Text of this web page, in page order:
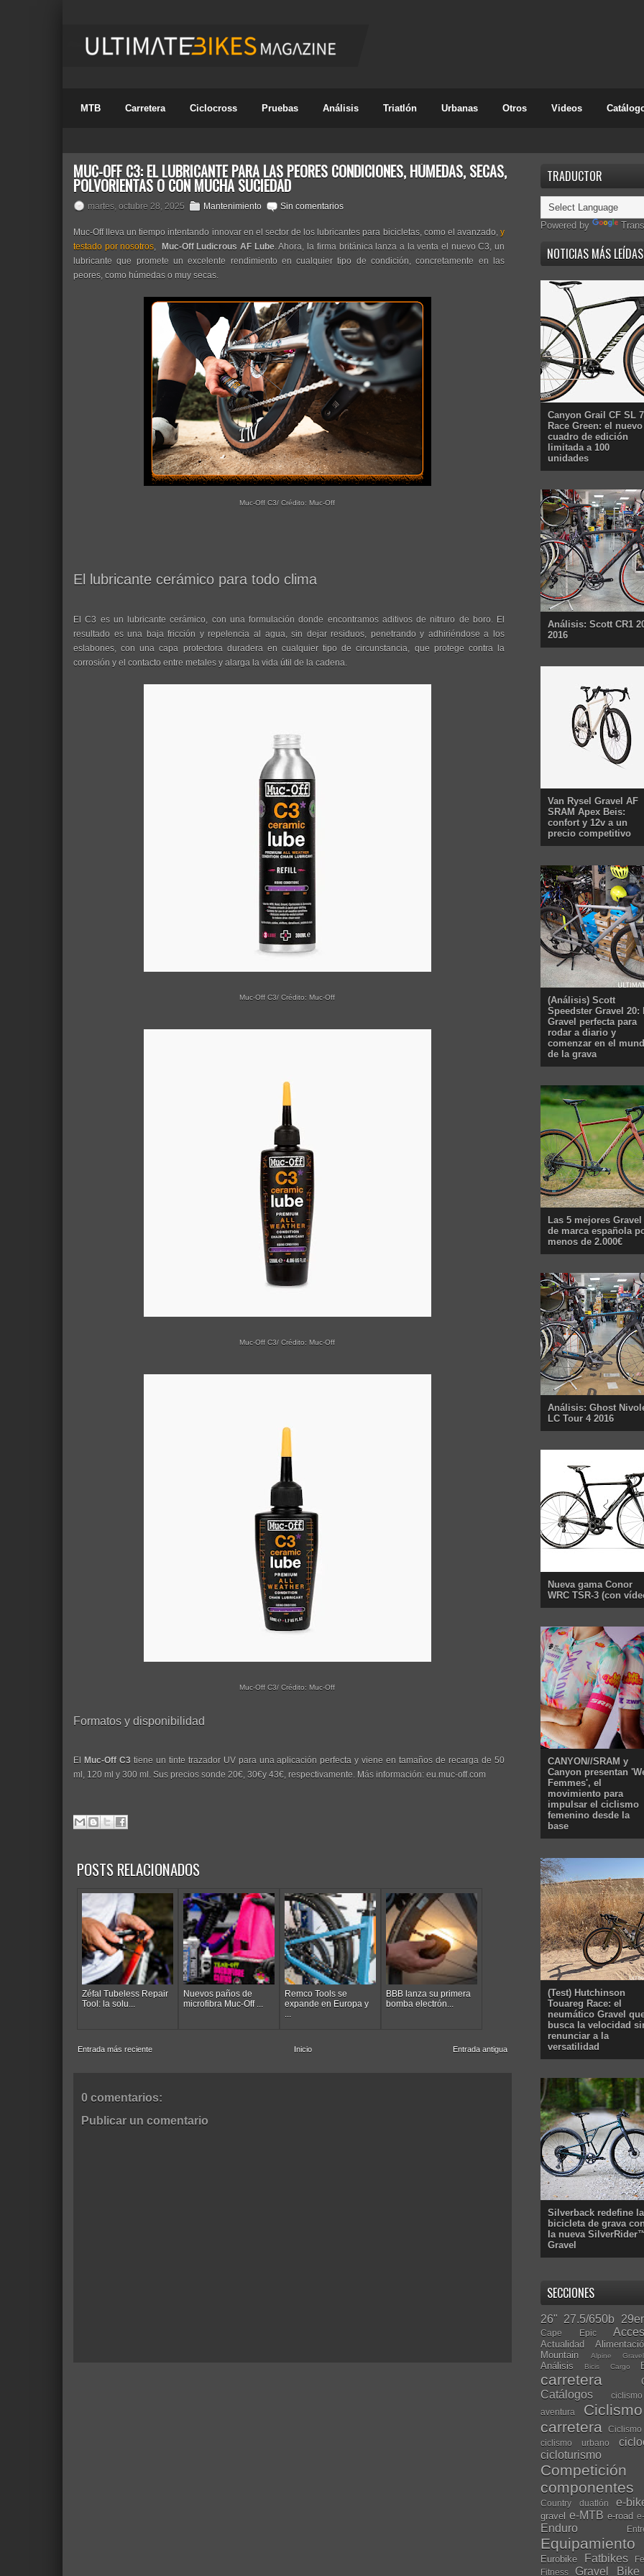
MTB Carretera Ciclocross Pruebas Análisis Triatlón Urbanas Otros Videos
MUC-OFF C3: EL LUBRICANTE PARA LAS PEORES CONDICIONES, HÚMEDAS, SECAS,
POLVORIENTAS O CON MUCHA SUCIEDAD
martes, octubre 28, 2025 Mantenimiento Sin comentarios
Muc-Off lleva un tiempo intentando innovar en el sector de los lubricantes para bicicletas, como el avanzado, y
testado por nosotros, Muc-Off Ludicrous AF Lube. Ahora, la firma británica lanza a la venta el nuevo C3, un
lubricante que promete un excelente rendimiento en cualquier tipo de condición, concretamente en las
peores, como húmedas o muy secas.
Muc-Off C3/ Crédito: Muc-Off
El lubricante cerámico para todo clima
El C3 es un lubricante cerámico, con una formulación donde encontramos aditivos de nitruro de boro. El
resultado es una baja fricción y repelencia al agua, sin dejar residuos, penetrando y adhiriéndose a los
eslabones, con una capa protectora duradera en cualquier tipo de circunstancia, que protege contra la
corrosión y el contacto entre metales y alarga la vida útil de la cadena.
Muc-Off C3/ Crédito: Muc-Off
Muc-Off C3/ Crédito: Muc-Off
Muc-Off C3/ Crédito: Muc-Off
Formatos y disponibilidad
El Muc-Off C3tiene un tinte trazador UV para una aplicación perfecta y viene en tamaños de recarga de 50
ml, 120 ml y 300 ml. Sus precios sonde 20€, 30€y 43€, respectivamente. Más información: eu.muc-off.com
POSTS RELACIONADOS
Zéfal Tubeless Repair
Tool: la solu...
Nuevos paños de
microfibra Muc-Off ...
Remco Tools se
expande en Europa y
...
BBB lanza su primera
bomba electrón...
Entrada más reciente Entrada antigua
Inicio
0 comentarios:
Publicar un comentario
TRADUCTOR
Powered by
NOTICIAS MÁS LEÍDAS
Canyon Grail CF SL 7
Race Green: el nuevo
cuadro de edición
limitada a 100
unidades
Análisis: Scott CR1
2016
Van Rysel Gravel AF
SRAM Apex Beis:
confort y 12v a un
precio competitivo
(Análisis) Scott
Speedster Gravel 20:
Gravel perfecta para
rodar a diario y
comenzar en el
de la grava
Las 5 mejores Gravel
de marca española
menos de 2.000€
Análisis: Ghost
LC Tour 4 2016
Nueva gama Conor
WRC TSR-3 (con
CANYON//SRAM y
Canyon presentan
Femmes', el
movimiento para
impulsar el ciclismo
femenino desde la
base
(Test) Hutchinson
Touareg Race: el
neumático Gravel
busca la velocidad
renunciar a la
versatilidad
Silverback redefine la
bicicleta de grava
la nueva
Gravel
SECCIONES
26" 27.5/650b 29er
Cape Epic
Actualidad
Mountain
Alpine
Análisis Bicis Cargo
carretera
Catálogos
aventura
carretera
Ciclismo
ciclismo urbano
cicloturismo
Competición
componentes
Country duatlón e-
gravel e-MTB e-road
Enduro
Equipamiento
Eurobike Fatbikes
Fitness
Gravel Bike